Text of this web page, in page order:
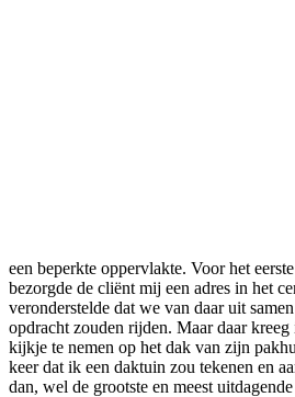
een beperkte oppervlakte. Voor het
bezorgde de cliënt mij een adres in het
veronderstelde dat we van daar uit
opdracht zouden rijden. Maar daar
kijkje te nemen op het dak van zijn
keer dat ik een daktuin zou tekenen en
dan, wel de grootste en meest